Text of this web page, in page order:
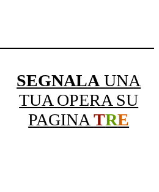
SEGNALA UNA
TUA OPERA SU
PAGINATRE